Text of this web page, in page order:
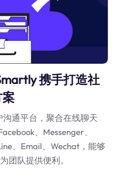
携手打造社
通平台，聚合在线聊天
、Messenger、
、Email、Wechat，能够
团队提供便利。